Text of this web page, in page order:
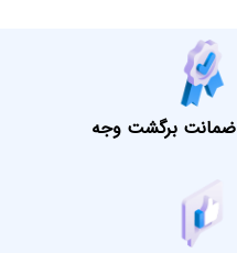
ضمانت برگشت وجه